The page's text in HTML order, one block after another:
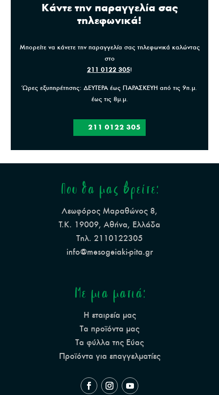
Κάντε την παραγγελία σας
τηλεφωνικά!
Μπορείτε να κάνετε την παραγγελία σας τηλεφωνικά καλώντας
στο
211 0122 305!
Ώρες εξυπηρέτησης: ΔΕΥΤΕΡΑ έως ΠΑΡΑΣΚΕΥΗ από τις 9π.μ.
έως τις 8μ.μ.
211 0122 305
Που θα μας βρείτε:
Λεωφόρος Μαραθώνος 8,
Τ.Κ. 19009, Αθήνα, Ελλάδα
Τηλ. 2110122305
info@mesogeiaki-pita.gr
Με μια ματιά:
Η εταιρεία μας
Τα προϊόντα μας
Τα φύλλα της Εύας
Προϊόντα για επαγγελματίες